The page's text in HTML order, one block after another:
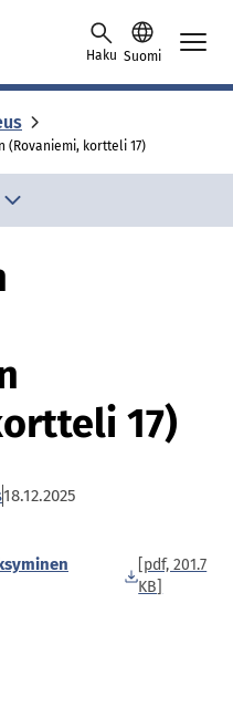
Haku Suomi
(Rovaniemi, kortteli 17)
17)
18.12.2025
[pdf, 201.7
KB]